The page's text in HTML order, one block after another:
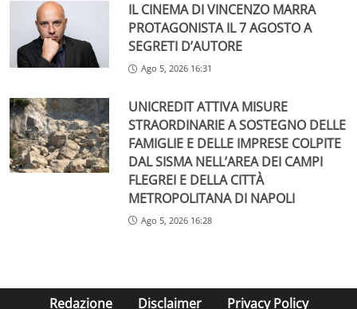
IL CINEMA DI VINCENZO MARRA
PROTAGONISTA IL 7 AGOSTO A
SEGRETI D’AUTORE
Ago 5, 2026 16:31
UNICREDIT ATTIVA MISURE
STRAORDINARIE A SOSTEGNO DELLE
FAMIGLIE E DELLE IMPRESE COLPITE
DAL SISMA NELL’AREA DEI CAMPI
FLEGREI E DELLA CITTÀ
METROPOLITANA DI NAPOLI
Ago 5, 2026 16:28
Redazione Disclaimer Privacy Policy